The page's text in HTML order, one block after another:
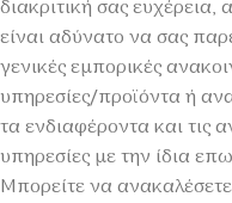
διακριτική σας
είναι αδύνατο να σας
γενικές εμπορικές
υπηρεσίες/προϊόντα ή
τα ενδιαφέροντα και τις
υπηρεσίες με την ίδια
Μπορείτε να